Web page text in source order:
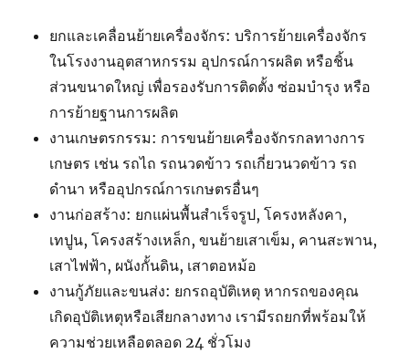
ยกและเคลื่อนย้ายเครื่องจักร: บริการย้ายเครื่องจักร
ในโรงงานอุตสาหกรรม อุปกรณ์การผลิต หรือชิ้น
ส่วนขนาดใหญ่ เพื่อรองรับการติดตั้ง ซ่อมบำรุง หรือ
การย้ายฐานการผลิต
งานเกษตรกรรม: การขนย้ายเครื่องจักรกลทางการ
เกษตร เช่น รถไถ รถนวดข้าว รถเกี่ยวนวดข้าว รถ
ดำนา หรืออุปกรณ์การเกษตรอื่นๆ
งานก่อสร้าง: ยกแผ่นพื้นสำเร็จรูป, โครงหลังคา,
เทปูน, โครงสร้างเหล็ก, ขนย้ายเสาเข็ม, คานสะพาน,
เสาไฟฟ้า, ผนังกั้นดิน, เสาตอหม้อ
งานกู้ภัยและขนส่ง: ยกรถอุบัติเหตุ หากรถของคุณ
เกิดอุบัติเหตุหรือเสียกลางทาง เรามีรถยกที่พร้อมให้
ความช่วยเหลือตลอด 24 ชั่วโมง